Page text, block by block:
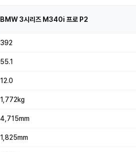
BMW 3시리즈 M340i 프로 P2
392
55.1
12.0
1,772kg
4,715mm
1,825mm